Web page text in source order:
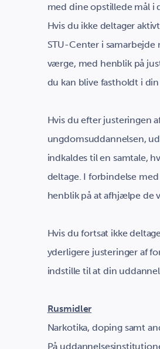
med dine opstillede mål i
Hvis du ikke deltager
STU-Center i
værge, med henblik på
du kan blive fastholdt i
Hvis du efter justeringen
ungdomsuddannelsen,
indkaldes til en samtale,
deltage. I forbindelse
henblik på at afhjælpe de
Hvis du fortsat ikke
yderligere justeringer af
indstille til at din
Rusmidler
Narkotika, doping samt
På